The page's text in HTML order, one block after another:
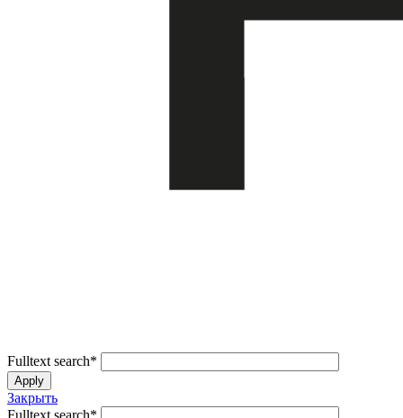
Fulltext search*
Закрыть
Fulltext search*